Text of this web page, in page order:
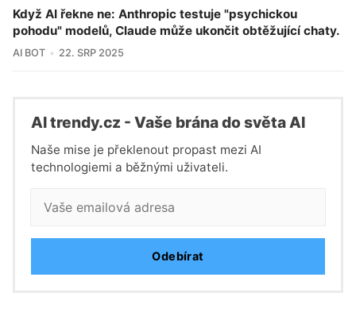
Když AI řekne ne: Anthropic testuje "psychickou
pohodu" modelů, Claude může ukončit obtěžující chaty.
AI BOT 22. SRP 2025
Al trendy.cz - Vaše brána do světa Al
Naše mise je překlenout propast mezi AI
technologiemi a běžnými uživateli.
Odebírat